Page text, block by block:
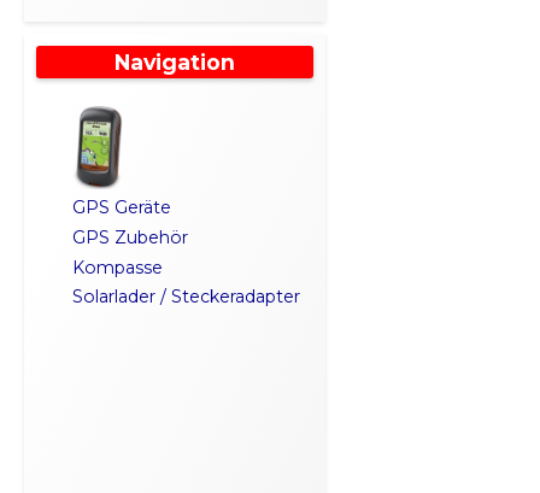
Navigation
GPS Geräte
GPS Zubehör
Kompasse
Solarlader / Steckeradapter